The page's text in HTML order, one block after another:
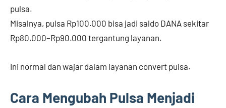
pulsa.
Misalnya, pulsa Rp100.000 bisa jadi saldo DANA sekitar
Rp80.000–Rp90.000 tergantung layanan.
Ini normal dan wajar dalam layanan convert pulsa.
Cara Mengubah Pulsa Menjadi